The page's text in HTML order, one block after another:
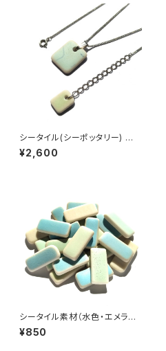
シータイル(シーポッタリー) ネッ
クレス PN-13
¥2,600
シータイル素材（水色・エメラル
ドグリーン系）PS-9
¥850